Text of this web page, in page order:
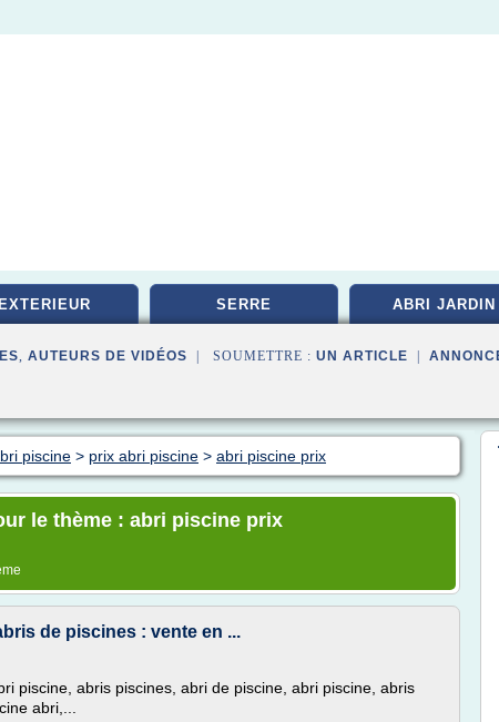
EXTERIEUR SERRE ABRI JARDIN
, AUTEURS DE VIDÉOS | SOUMETTRE : UN ARTICLE
piscine > prix abri piscine > abri piscine prix
le thème : abri piscine prix
de piscines : vente en ...
piscine, abris piscines, abri de piscine, abri piscine, abris
abri,...